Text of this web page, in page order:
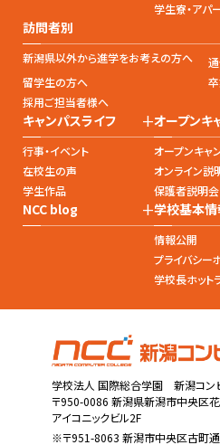
学生寮・アパ
訪問者別
新潟県以外から進学をお考えの方へ
留学生の方へ
採用ご担当者様へ
キャンパスライフ +
行事・イベント
在校生の声
学生作品
オープンキ
オープンキャ
オンライン説
保護者説明会
NCC blog +学校基本
情報公開
プライバシー
学校長ホット
学校法人 国際総合学園 新潟コン
〒950-0086 新潟県新潟市中央区
アイコニックビル2F
※〒951-8063 新潟市中央区古町